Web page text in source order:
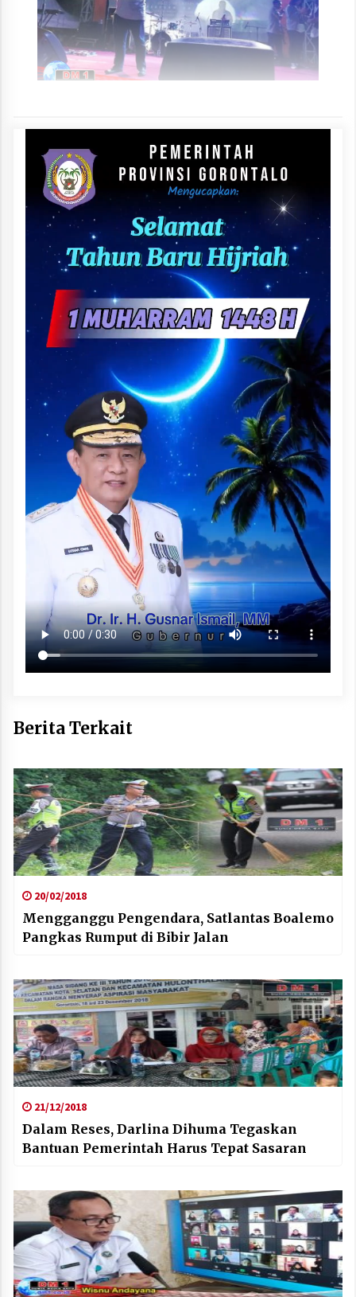
Berita Terkait
20/02/2018
Mengganggu Pengendara, Satlantas Boalemo
Pangkas Rumput di Bibir Jalan
21/12/2018
Dalam Reses, Darlina Dihuma Tegaskan
Bantuan Pemerintah Harus Tepat Sasaran